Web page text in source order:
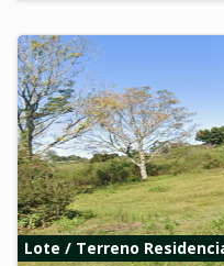
Lote / Terreno